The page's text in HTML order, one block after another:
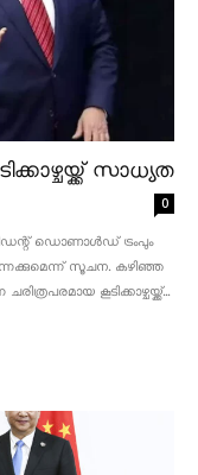
സാധ്യത
0
ഡൊണാൾഡ് ട്രംപും
സൂചന. കഴിഞ്ഞ
കൂടിക്കാഴ്ചയ്ക്ക്...